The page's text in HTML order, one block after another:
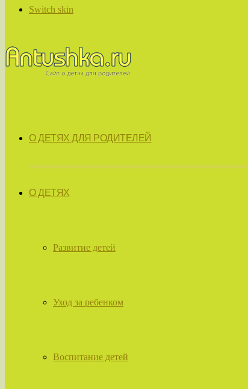
Switch skin
О ДЕТЯХ ДЛЯ РОДИТЕЛЕЙ
О ДЕТЯХ
Развитие детей
Уход за ребенком
Воспитание детей